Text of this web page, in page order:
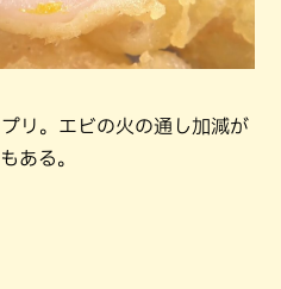
リ。エビの火の通し加減が
ある。